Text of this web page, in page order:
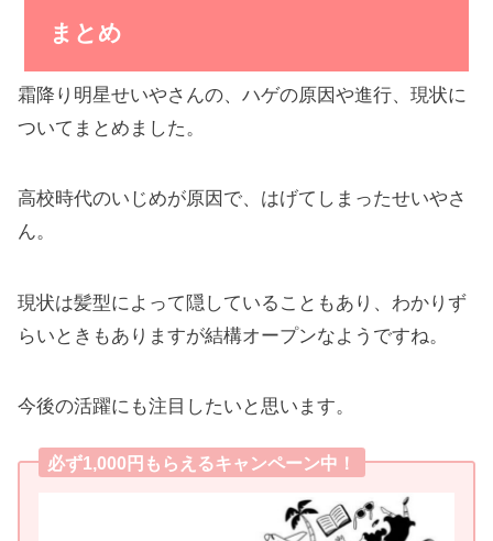
まとめ
霜降り明星せいやさんの、ハゲの原因や進行、現状に
ついてまとめました。
高校時代のいじめが原因で、はげてしまったせいやさ
ん。
現状は髪型によって隠していることもあり、わかりず
らいときもありますが結構オープンなようですね。
今後の活躍にも注目したいと思います。
必ず1,000円もらえるキャンペーン中！